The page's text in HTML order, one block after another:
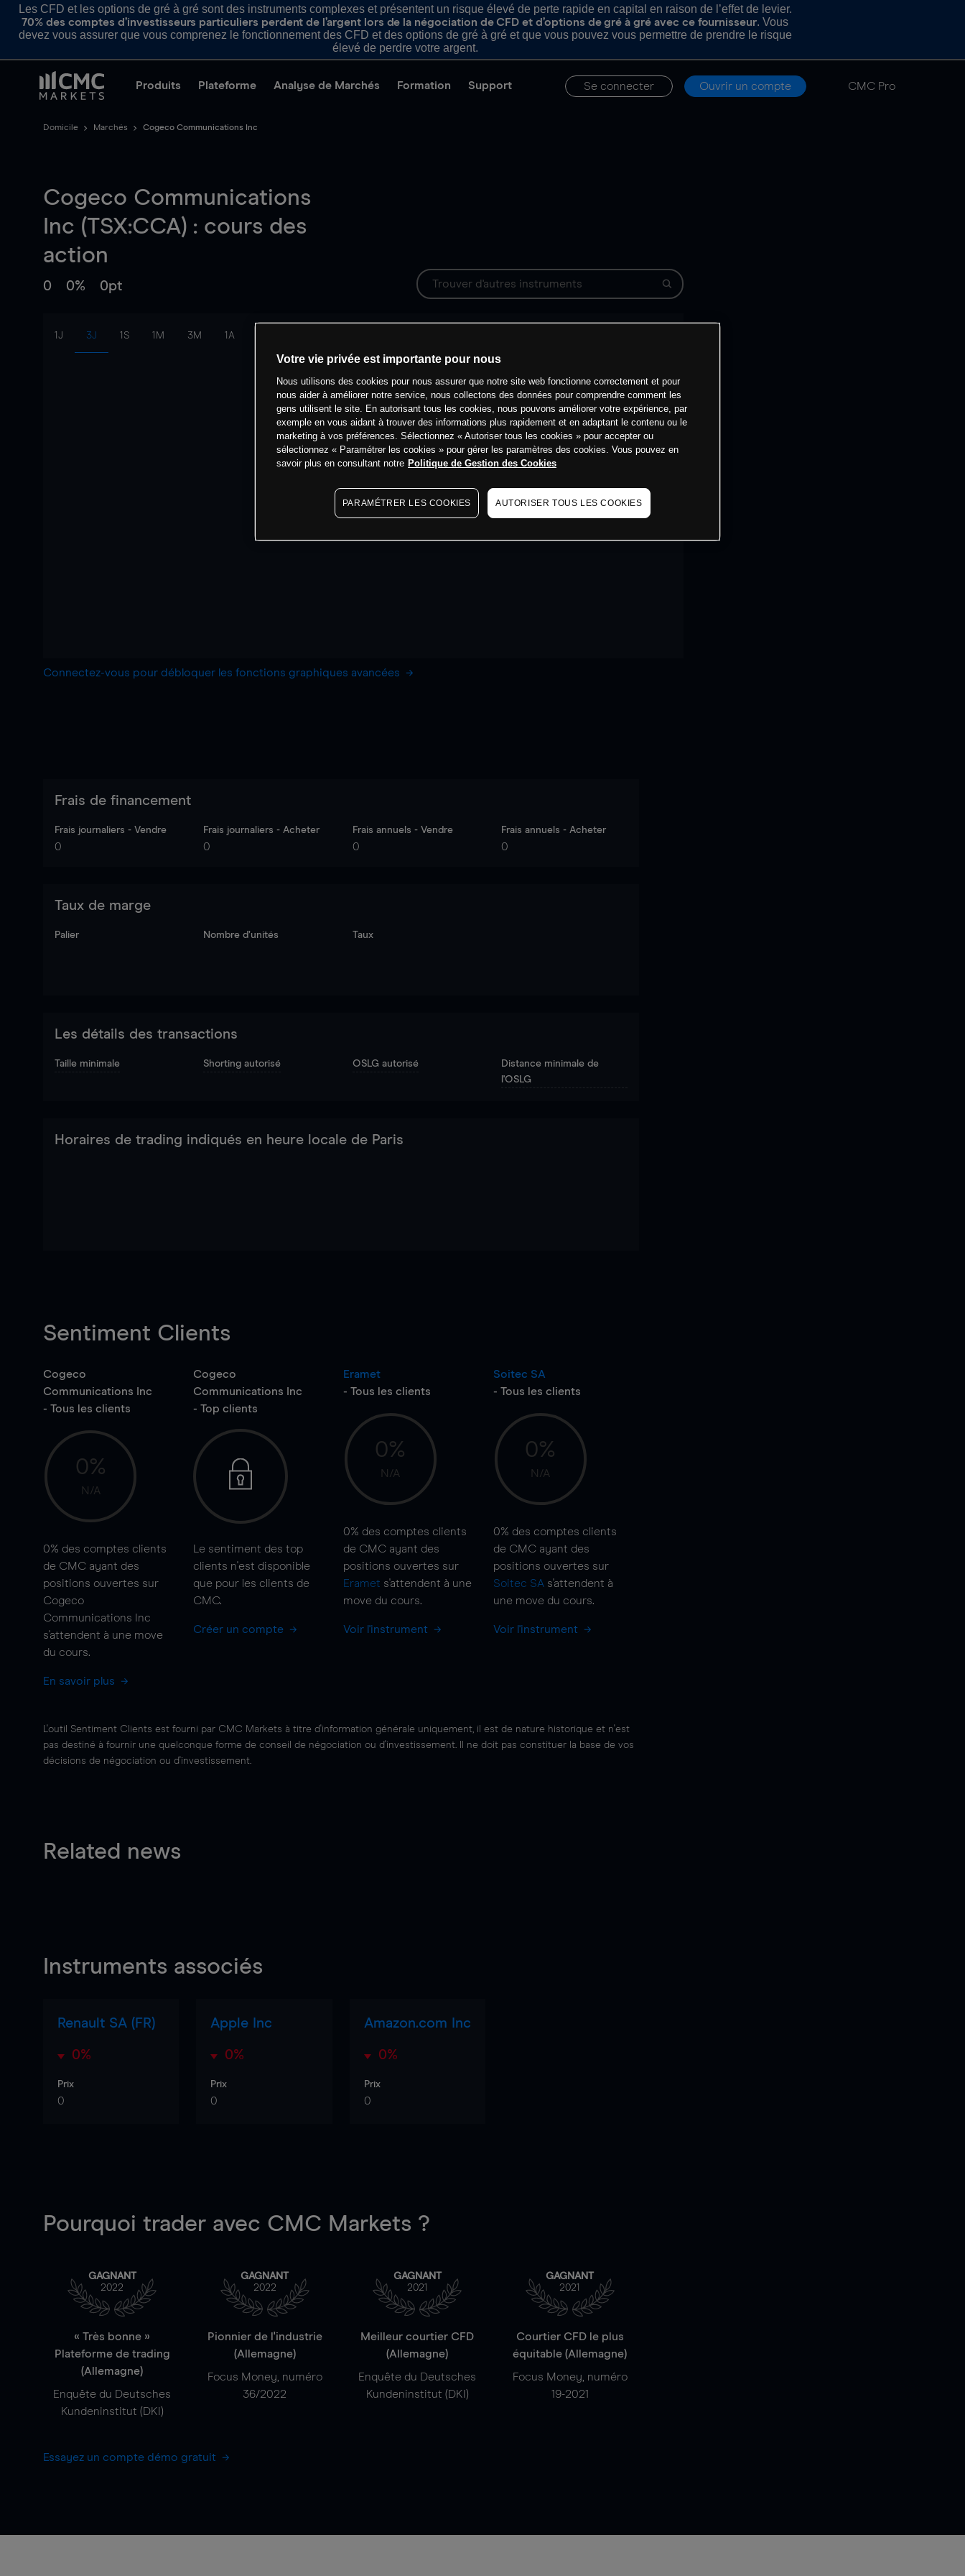
Les CFD et les options de gré à gré sont des instruments complexes et présentent un risque élevé de perte rapide en capital en raison de l’effet de levier.
70% des comptes d’investisseurs particuliers perdent de l’argent lors de la négociation de CFD et d’options de gré à gré avec ce fournisseur. Vous
devez vous assurer que vous comprenez le fonctionnement des CFD et des options de gré à gré et que vous pouvez vous permettre de prendre le risque
élevé de perdre votre argent.
Produits Plateforme Analyse de Marchés Formation Support Se connecter Ouvrir un compte CMC Pro
Domicile Marchés Cogeco Communications Inc
Cogeco Communications
Inc (TSX:CCA) : cours des
action
0 0% 0pt
1J 3J 1S 1M 3M 1A
Connectez-vous pour débloquer les fonctions graphiques avancées
Frais de financement
Frais journaliers - Vendre
0
Frais journaliers - Acheter
0
Frais annuels - Vendre
0
Frais annuels - Acheter
0
Taux de marge
Palier Nombre d’unités Taux
Les détails des transactions
Taille minimale Shorting autorisé OSLG autorisé
Distance minimale de
l'OSLG
Horaires de trading indiqués en heure locale de Paris
Sentiment Clients
Cogeco
Communications Inc
- Tous les clients
0%
N/A
0% des comptes clients
de CMC ayant des
positions ouvertes sur
Cogeco
Communications Inc
s'attendent à une move
du cours.
En savoir plus
Cogeco
Communications Inc
- Top clients
Le sentiment des top
clients n'est disponible
que pour les clients de
CMC.
Créer un compte
Eramet
- Tous les clients
0%
N/A
0% des comptes clients
de CMC ayant des
positions ouvertes sur
Eramet s'attendent à une
move du cours.
Voir l'instrument
Soitec SA
- Tous les clients
0%
N/A
0% des comptes clients
de CMC ayant des
positions ouvertes sur
Soitec SA s'attendent à
une move du cours.
Voir l'instrument
L'outil Sentiment Clients est fourni par CMC Markets à titre d'information générale uniquement, il est de nature historique et n'est
pas destiné à fournir une quelconque forme de conseil de négociation ou d'investissement. Il ne doit pas constituer la base de vos
décisions de négociation ou d'investissement.
Related news
Instruments associés
Renault SA (FR)
0%
Prix
0
Apple Inc
0%
Prix
0
Amazon.com Inc
0%
Prix
0
Pourquoi trader avec CMC Markets ?
GAGNANT
2022
« Très bonne »
Plateforme de trading
(Allemagne)
Enquête du Deutsches
Kundeninstitut (DKI)
GAGNANT
2022
Pionnier de l'industrie
(Allemagne)
Focus Money, numéro
36/2022
GAGNANT
2021
Meilleur courtier CFD
(Allemagne)
Enquête du Deutsches
Kundeninstitut (DKI)
GAGNANT
2021
Courtier CFD le plus
équitable (Allemagne)
Focus Money, numéro
19-2021
Essayez un compte démo gratuit
Votre vie privée est importante pour nous
Nous utilisons des cookies pour nous assurer que notre site web fonctionne correctement et pour
nous aider à améliorer notre service, nous collectons des données pour comprendre comment les
gens utilisent le site. En autorisant tous les cookies, nous pouvons améliorer votre expérience, par
exemple en vous aidant à trouver des informations plus rapidement et en adaptant le contenu ou le
marketing à vos préférences. Sélectionnez « Autoriser tous les cookies » pour accepter ou
sélectionnez « Paramétrer les cookies » pour gérer les paramètres des cookies. Vous pouvez en
savoir plus en consultant notre Politique de Gestion des Cookies
PARAMÉTRER LES COOKIES AUTORISER TOUS LES COOKIES